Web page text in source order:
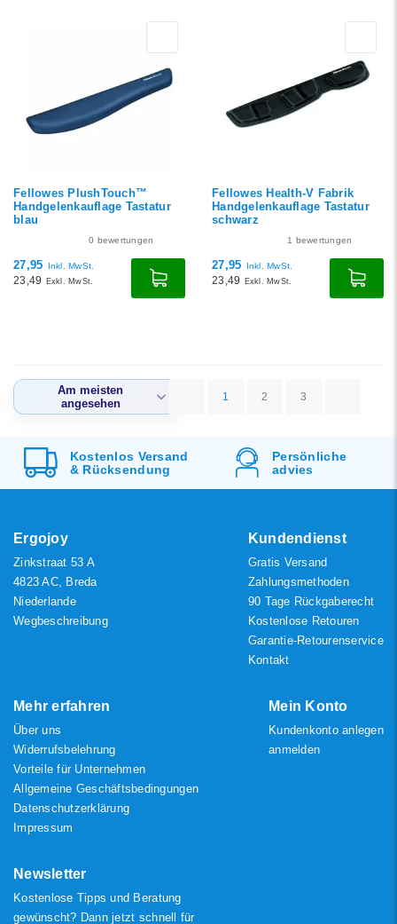
Fellowes PlushTouch™
Handgelenkauflage Tastatur
blau
0 bewertungen
27,95 Inkl. MwSt.
23,49 Exkl. MwSt.
Fellowes Health-V Fabrik
Handgelenkauflage Tastatur
schwarz
1 bewertungen
27,95 Inkl. MwSt.
23,49 Exkl. MwSt.
Am meisten
angesehen
angesehen
Neueste Produkte
Höchster Preis
1 2 3
Kostenlos Versand
& Rücksendung
Persönliche
advies
Ergojoy
Zinkstraat 53 A
4823 AC, Breda
Niederlande
Wegbeschreibung
Kundendienst
Gratis Versand
Zahlungsmethoden
90 Tage Rückgaberecht
Kostenlose Retouren
Garantie-Retourenservice
Kontakt
Mehr erfahren
Über uns
Widerrufsbelehrung
Vorteile für Unternehmen
Allgemeine Geschäftsbedingungen
Datenschutzerklärung
Impressum
Mein Konto
Kundenkonto anlegen
anmelden
Newsletter
Kostenlose Tipps und Beratung
gewünscht? Dann jetzt schnell für